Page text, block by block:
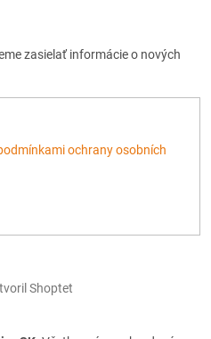
zasielať informácie o nových
ochrany osobních
Shoptet